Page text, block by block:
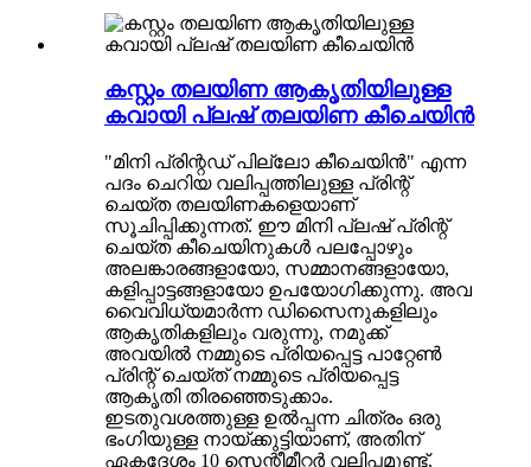
കസ്റ്റം തലയിണ ആകൃതിയിലുള്ള
കവായി പ്ലഷ് തലയിണ കീചെയിൻ
"മിനി പ്രിന്റഡ് പില്ലോ കീചെയിൻ" എന്ന
പദം ചെറിയ വലിപ്പത്തിലുള്ള പ്രിന്റ്
ചെയ്ത തലയിണകളെയാണ്
സൂചിപ്പിക്കുന്നത്. ഈ മിനി പ്ലഷ് പ്രിന്റ്
ചെയ്ത കീചെയിനുകൾ പലപ്പോഴും
അലങ്കാരങ്ങളായോ, സമ്മാനങ്ങളായോ,
കളിപ്പാട്ടങ്ങളായോ ഉപയോഗിക്കുന്നു. അവ
വൈവിധ്യമാർന്ന ഡിസൈനുകളിലും
ആകൃതികളിലും വരുന്നു, നമുക്ക്
അവയിൽ നമ്മുടെ പ്രിയപ്പെട്ട പാറ്റേൺ
പ്രിന്റ് ചെയ്ത് നമ്മുടെ പ്രിയപ്പെട്ട
ആകൃതി തിരഞ്ഞെടുക്കാം.
ഇടതുവശത്തുള്ള ഉൽപ്പന്ന ചിത്രം ഒരു
ഭംഗിയുള്ള നായ്ക്കുട്ടിയാണ്, അതിന്
ഏകദേശം 10 സെന്റീമീറ്റർ വലിപ്പമുണ്ട്,